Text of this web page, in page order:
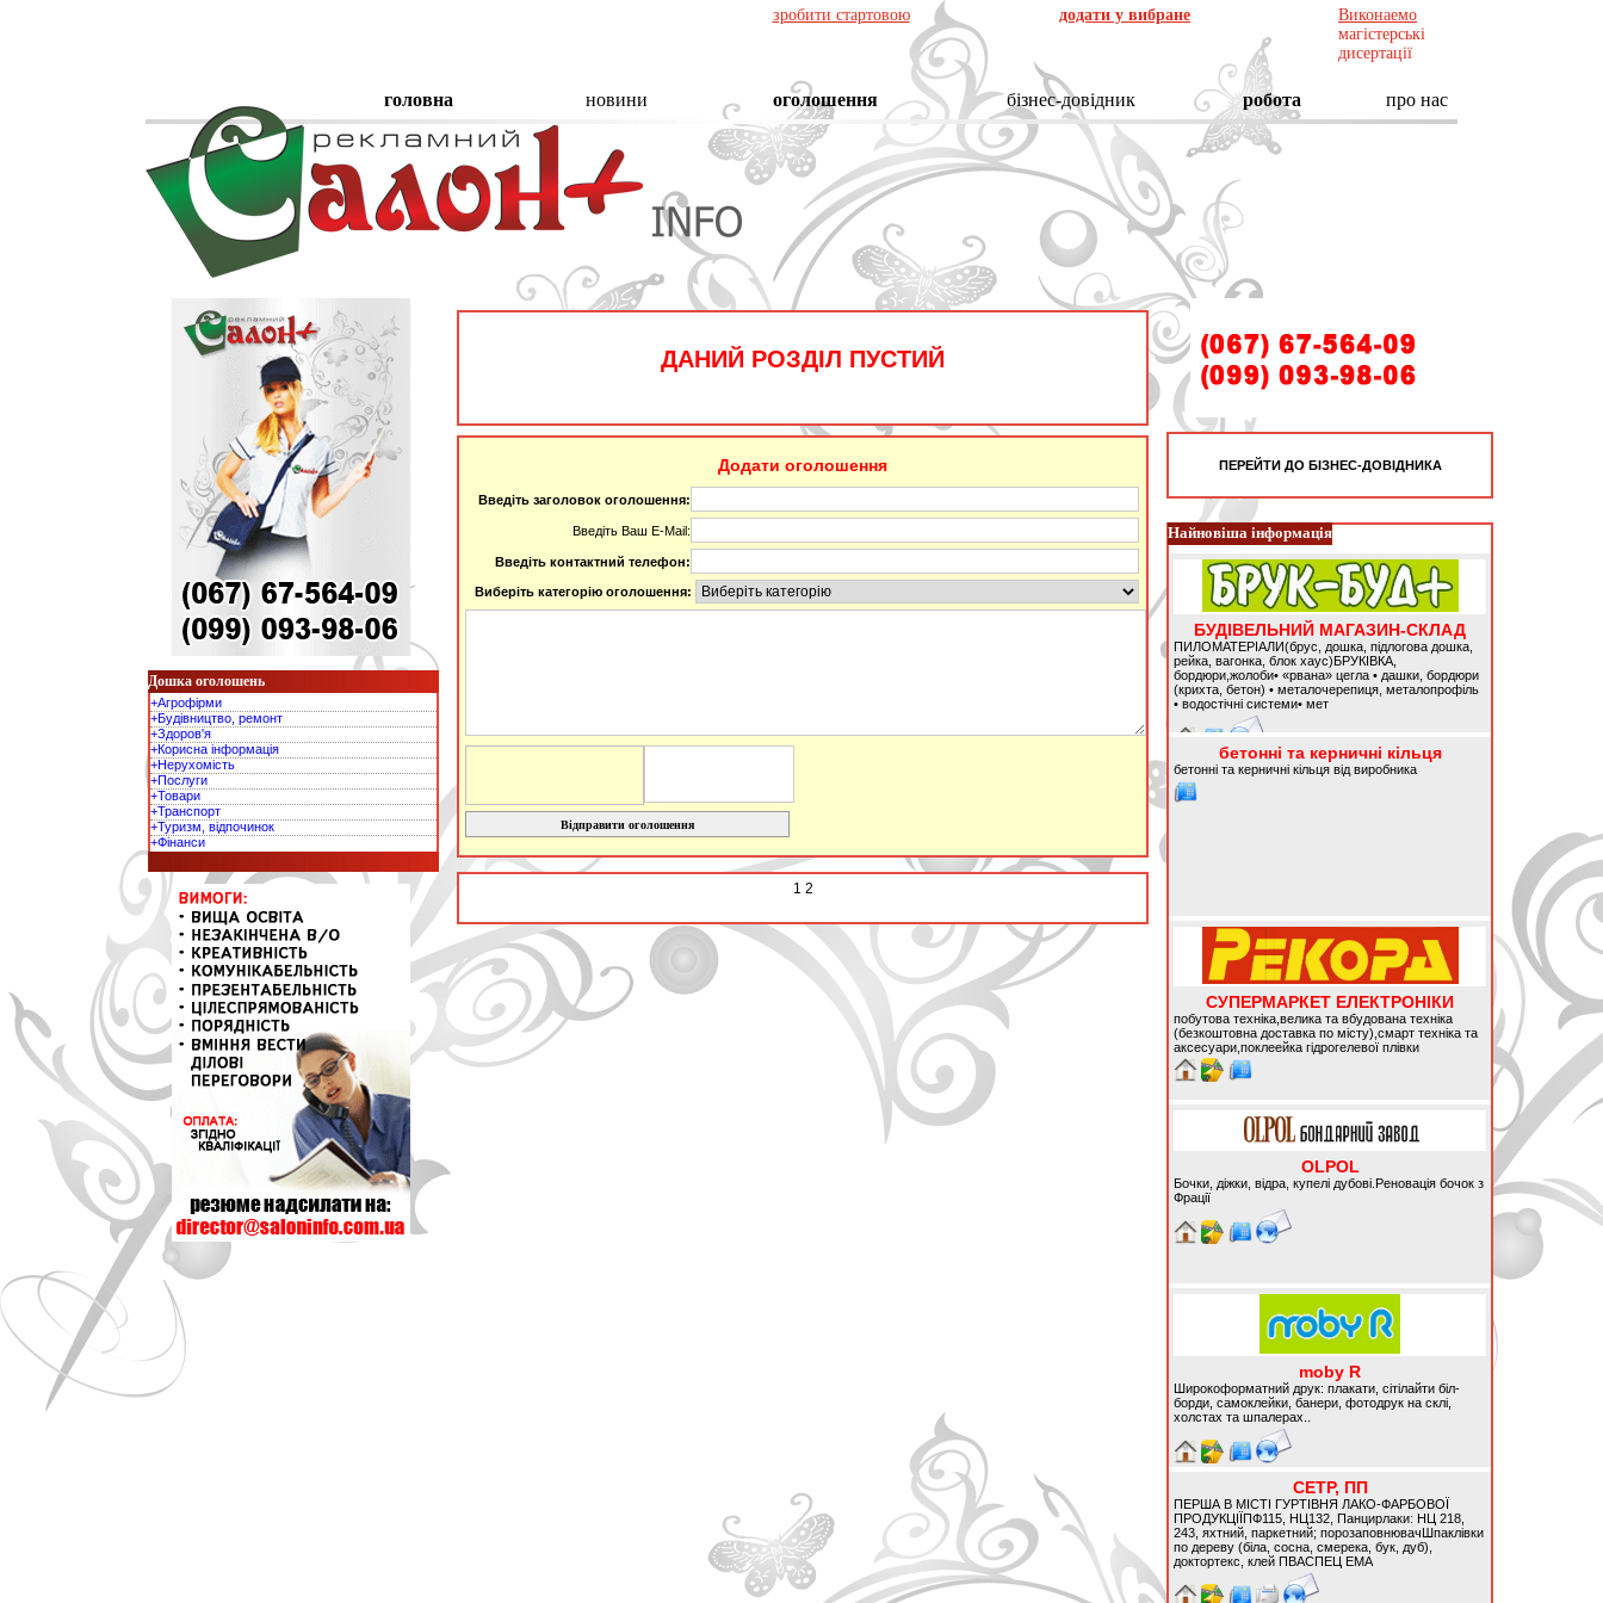
зробити стартовою додати у вибране
Виконаемо
магістерські
дисертації
головна новини оголошення бізнес-довідник робота про нас
Дошка оголошень
+Агрофірми
+Будівництво, ремонт
+Здоров'я
+Корисна інформація
+Нерухомість
+Послуги
+Товари
+Транспорт
+Туризм, відпочинок
+Фінанси
ДАНИЙ РОЗДІЛ ПУСТИЙ
Додати оголошення
Введіть заголовок оголошення:
Введіть Ваш E-Mail:
Введіть контактний телефон:
Виберіть категорію оголошення:
Відправити оголошення
1 2
ПЕРЕЙТИ ДО БІЗНЕС-ДОВІДНИКА
Найновіша інформація
БУДІВЕЛЬНИЙ МАГАЗИН-СКЛАД
ПИЛОМАТЕРІАЛИ(брус, дошка, підлогова дошка,
рейка, вагонка, блок хаус)БРУКІВКА,
бордюри,жолоби• «рвана» цегла • дашки, бордюри
(крихта, бетон) • металочерепиця, металопрофіль
• водостічні системи• мет
бетонні та керничні кільця
бетонні та керничні кільця від виробника
СУПЕРМАРКЕТ ЕЛЕКТРОНІКИ
побутова техніка,велика та вбудована техніка
(безкоштовна доставка по місту),смарт техніка та
аксесуари,поклеейка гідрогелевої плівки
OLPOL
Бочки, діжки, відра, купелі дубові.Реновація бочок з
Фрації
moby R
Широкоформатний друк: плакати, сітілайти біл-
борди, самоклейки, банери, фотодрук на склі,
холстах та шпалерах..
СЕТР, ПП
ПЕРША В МІСТІ ГУРТІВНЯ ЛАКО-ФАРБОВОЇ
ПРОДУКЦІЇПФ115, НЦ132, Панцирлаки: НЦ 218,
243, яхтний, паркетний; порозаповнювачШпаклівки
по дереву (біла, сосна, смерека, бук, дуб),
доктортекс, клей ПВАСПЕЦ ЕМА